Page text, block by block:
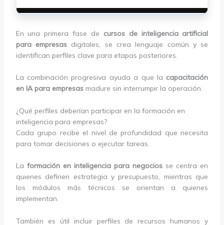
En una primera fase de cursos de inteligencia artificial
para empresasdigitales, se crea lenguaje común y se
identifican perfiles clave para etapas posteriores.
La combinación progresiva ayuda a que la capacitación
en IA para empresasmadure sin interrumpir la operación.
¿Qué perfiles deberían participar en la formación en
inteligencia para empresas?
Cada grupo recibe el nivel de profundidad que necesita
para tomar decisiones o ejecutar tareas.
La formación en inteligencia para negocios se centra en
quienes definen estrategia y presupuesto, mientras que
los módulos más técnicos se orientan a quienes
implementan.
También es útil incluir perfiles de recursos humanos y